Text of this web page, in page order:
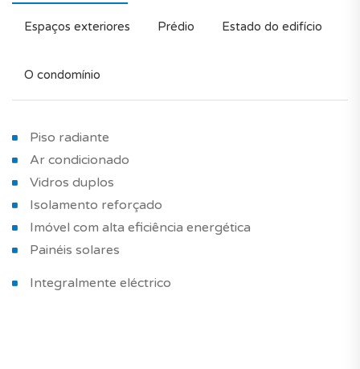
Espaços exteriores Prédio Estado do edifício
O condomínio
Piso radiante
Ar condicionado
Vidros duplos
Isolamento reforçado
Imóvel com alta eficiência energética
Painéis solares
Integralmente eléctrico